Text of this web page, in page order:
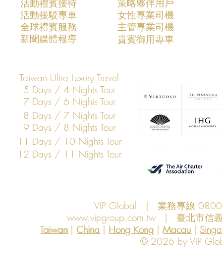
VIP Global成功支援COMPUTEX
2026全球AI產業領袖訪台專案
打造亞洲科技展會商務移動與
VIP Global成
2024國際
​活動禮賓接待
策略夥伴用戶
活動接駁專車
​全球禮賓服務
​新聞媒體報導
​女性專業司機
​主管專業司機
​貴賓御用專車
Taiwan Ultra Luxury Travel
5 Days / 4 Nights Tour
7 Days / 6 Nights Tour
8 Days / 7 Nights Tour
9 Days / 8 Nights Tour
11 Days / 10 Nights Tour
12 Days / 11 Nights Tour
VIP Global | 業務專線
www.vipgroup.com.tw | 臺北市信
Taiwan | China | Hong Kong | Macau |
Hong Kong
China Macau
Taiwan
© 2026 by VIP